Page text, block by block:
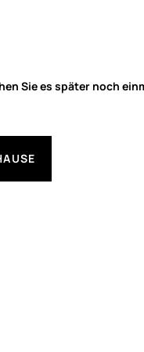
Sie es später noch